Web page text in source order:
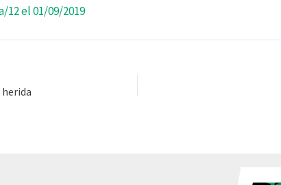
12 el 01/09/2019